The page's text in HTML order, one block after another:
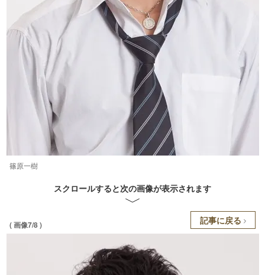
篠原一樹
スクロールすると次の画像が表示されます
( 画像7/8 ) 記事に戻る